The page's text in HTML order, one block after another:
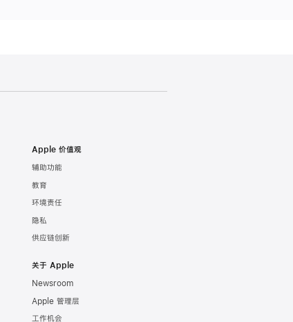
Apple 价值观
辅助功能
教育
环境责任
隐私
供应链创新
关于 Apple
Newsroom
Apple 管理层
工作机会